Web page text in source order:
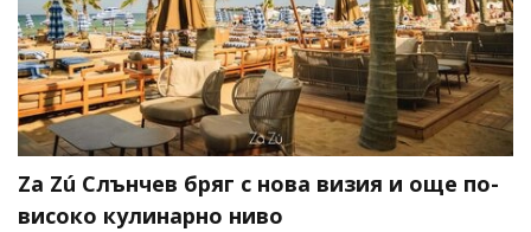
Za Zú Слънчев бряг с нова визия и още по-
високо кулинарно ниво